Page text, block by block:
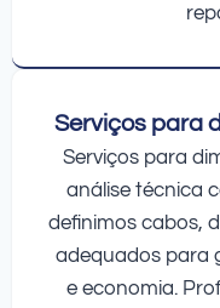
Serviços para
Serviços para
análise técnica
definimos cabos,
adequados para
e economia.